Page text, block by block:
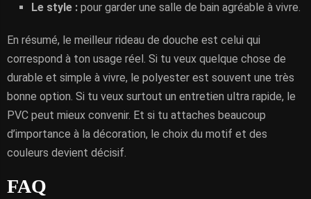
Le style : pour garder une salle de bain agréable à vivre.
En résumé, le meilleur rideau de douche est celui qui
correspond à ton usage réel. Si tu veux quelque chose de
durable et simple à vivre, le polyester est souvent une très
bonne option. Si tu veux surtout un entretien ultra rapide, le
PVC peut mieux convenir. Et si tu attaches beaucoup
d’importance à la décoration, le choix du motif et des
couleurs devient décisif.
FAQ